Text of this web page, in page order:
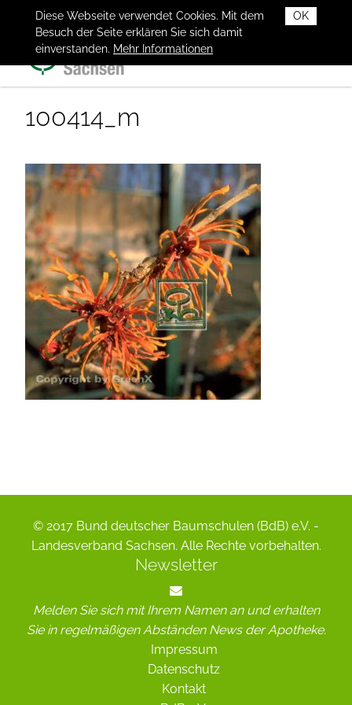
OK
Diese Webseite verwendet Cookies. Mit dem
Besuch der Seite erklären Sie sich damit
einverstanden. Mehr Informationen
100414_m
© 2017 Bund deutscher Baumschulen (BdB) e.V. -
Landesverband Sachsen. Alle Rechte vorbehalten.
Newsletter
Melden Sie sich mit Ihrem Namen an und erhalten
Sie in regelmäßigen Abständen News der Apotheke.
Impressum
Datenschutz
Kontakt